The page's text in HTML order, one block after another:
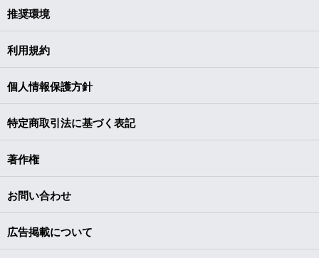
推奨環境
利用規約
個人情報保護方針
特定商取引法に基づく表記
著作権
お問い合わせ
広告掲載について